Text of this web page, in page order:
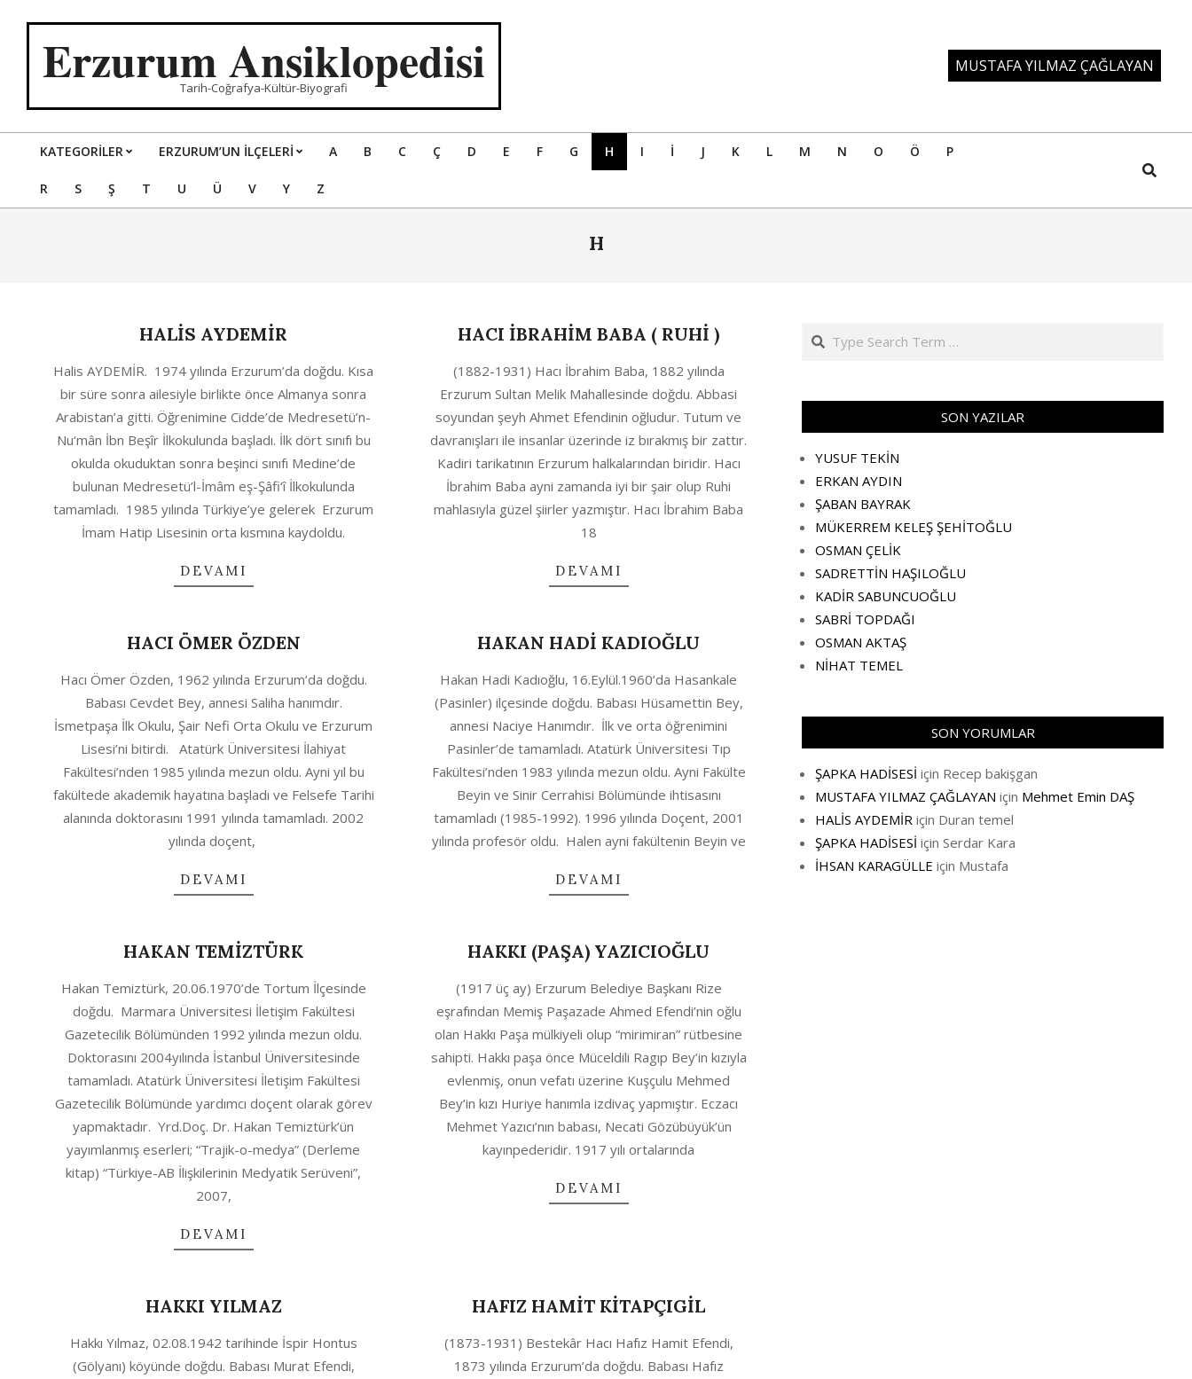
Erzurum Ansiklopedisi
Tarih-Coğrafya-Kültür-Biyografi
MUSTAFA YILMAZ ÇAĞLAYAN
Primary
Navigation
KATEGORILER ERZURUM’UN İLÇELERİ A B C Ç D E F G H I İ J K L M N O Ö P
R S Ş T U Ü V Y Z
Search
H
HALİS AYDEMİR
05-
16
Halis AYDEMİR. 1974 yılında Erzurum’da doğdu. Kısa
bir süre sonra ailesiyle birlikte önce Almanya sonra
Arabistan’a gitti. Öğrenimine Cidde’de Medresetü’n-
Nu‘mân İbn Beşîr İlkokulunda başladı. İlk dört sınıfı bu
okulda okuduktan sonra beşinci sınıfı Medine’de
bulunan Medresetü’l-İmâm eş-Şâfi‘î İlkokulunda
tamamladı. 1985 yılında Türkiye’ye gelerek Erzurum
İmam Hatip Lisesinin orta kısmına kaydoldu.
DEVAMI
HACI İBRAHİM BABA ( RUHI )
04
(1882-1931) Hacı İbrahim Baba, 1882 yılında
Erzurum Sultan Melik Mahallesinde doğdu. Abbasi
soyundan şeyh Ahmet Efendinin oğludur. Tutum ve
davranışları ile insanlar üzerinde iz bırakmış bir zattır.
Kadiri tarikatının Erzurum halkalarından biridir. Hacı
İbrahim Baba ayni zamanda iyi bir şair olup Ruhi
mahlasıyla güzel şiirler yazmıştır. Hacı İbrahim Baba
18
DEVAMI
HACI ÖMER ÖZDEN
10-
Hacı Ömer Özden, 1962 yılında Erzurum’da doğdu.
Babası Cevdet Bey, annesi Saliha hanımdır.
İsmetpaşa İlk Okulu, Şair Nefi Orta Okulu ve Erzurum
Lisesi’ni bitirdi. Atatürk Üniversitesi İlahiyat
Fakültesi’nden 1985 yılında mezun oldu. Ayni yıl bu
fakültede akademik hayatına başladı ve Felsefe Tarihi
alanında doktorasını 1991 yılında tamamladı. 2002
yılında doçent,
DEVAMI
HAKAN HADİ KADIOĞLU
10-
04
Hakan Hadi Kadıoğlu, 16.Eylül.1960’da Hasankale
(Pasinler) ilçesinde doğdu. Babası Hüsamettin Bey,
annesi Naciye Hanımdır. İlk ve orta öğrenimini
Pasinler’de tamamladı. Atatürk Üniversitesi Tıp
Fakültesi’nden 1983 yılında mezun oldu. Ayni Fakülte
Beyin ve Sinir Cerrahisi Bölümünde ihtisasını
tamamladı (1985-1992). 1996 yılında Doçent, 2001
yılında profesör oldu. Halen ayni fakültenin Beyin ve
DEVAMI
HAKAN TEMİZTÜRK
10-
Hakan Temiztürk, 20.06.1970’de Tortum İlçesinde
doğdu. Marmara Üniversitesi İletişim Fakültesi
Gazetecilik Bölümünden 1992 yılında mezun oldu.
Doktorasını 2004yılında İstanbul Üniversitesinde
tamamladı. Atatürk Üniversitesi İletişim Fakültesi
Gazetecilik Bölümünde yardımcı doçent olarak görev
yapmaktadır. Yrd.Doç. Dr. Hakan Temiztürk’ün
yayımlanmış eserleri; “Trajik-o-medya” (Derleme
kitap) “Türkiye-AB İlişkilerinin Medyatik Serüveni”,
2007,
DEVAMI
HAKKI (PAŞA) YAZICIOĞLU
04
(1917 üç ay) Erzurum Belediye Başkanı Rize
eşrafından Memiş Paşazade Ahmed Efendi’nin oğlu
olan Hakkı Paşa mülkiyeli olup “mirimiran” rütbesine
sahipti. Hakkı paşa önce Müceldili Ragıp Bey’in kızıyla
evlenmiş, onun vefatı üzerine Kuşçulu Mehmed
Bey’in kızı Huriye hanımla izdivaç yapmıştır. Eczacı
Mehmet Yazıcı’nın babası, Necati Gözübüyük’ün
kayınpederidir. 1917 yılı ortalarında
DEVAMI
HAKKI YILMAZ
10-Hakkı Yılmaz, 02.08.1942 tarihinde İspir Hontus
(Gölyanı) köyünde doğdu. Babası Murat Efendi,
HAFIZ HAMİT KİTAPÇIGİL
10-(1873-1931) Bestekâr Hacı Hafız Hamit Efendi,
1873 yılında Erzurum’da doğdu. Babası Hafız
Search
SON YAZILAR
YUSUF TEKİN
ERKAN AYDIN
ŞABAN BAYRAK
MÜKERREM KELEŞ ŞEHİTOĞLU
OSMAN ÇELİK
SADRETTİN HAŞILOĞLU
KADİR SABUNCUOĞLU
SABRİ TOPDAĞI
OSMAN AKTAŞ
NİHAT TEMEL
SON YORUMLAR
ŞAPKA HADİSESİ için Recep bakişgan
MUSTAFA YILMAZ ÇAĞLAYAN için Mehmet Emin DAŞ
HALİS AYDEMİR için Duran temel
ŞAPKA HADİSESİ için Serdar Kara
İHSAN KARAGÜLLE için Mustafa